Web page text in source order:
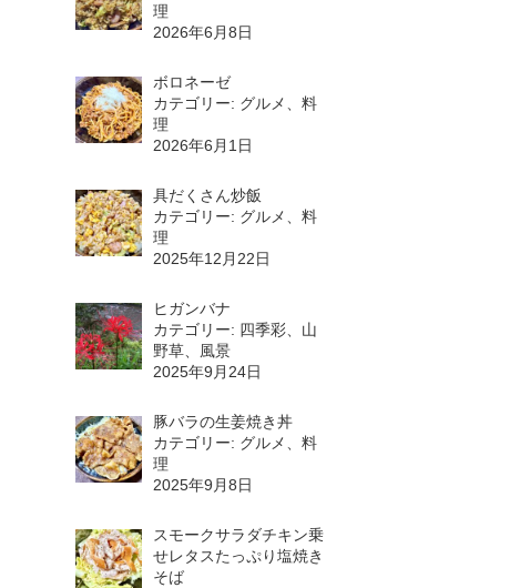
理
2026年6月8日
ボロネーゼ
カテゴリー: グルメ、料
理
2026年6月1日
具だくさん炒飯
カテゴリー: グルメ、料
理
2025年12月22日
ヒガンバナ
カテゴリー: 四季彩、山
野草、風景
2025年9月24日
豚バラの生姜焼き丼
カテゴリー: グルメ、料
理
2025年9月8日
スモークサラダチキン乗
せレタスたっぷり塩焼き
そば